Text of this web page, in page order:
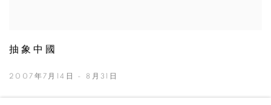
抽象中國
2007年7月14日 - 8月31日